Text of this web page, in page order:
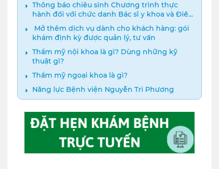
Thông báo chiêu sinh Chương trình thực
hành đối với chức danh Bác sĩ y khoa và Điều
dưỡng năm 2024
️ Mở thêm dịch vụ dành cho khách hàng: gói
khám định kỳ được quản lý, tư vấn
Thẩm mỹ nội khoa là gì? Dùng những kỹ
thuật gì?
Thẩm mỹ ngoại khoa là gì?
Năng lực Bệnh viện Nguyễn Tri Phương